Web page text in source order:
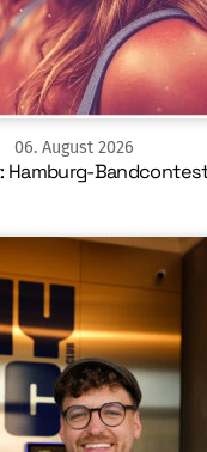
06. August 2026
Hamburg-